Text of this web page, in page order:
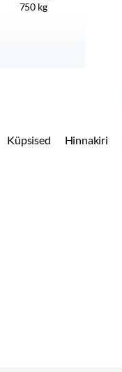
750 kg
Küpsised Hinnakiri